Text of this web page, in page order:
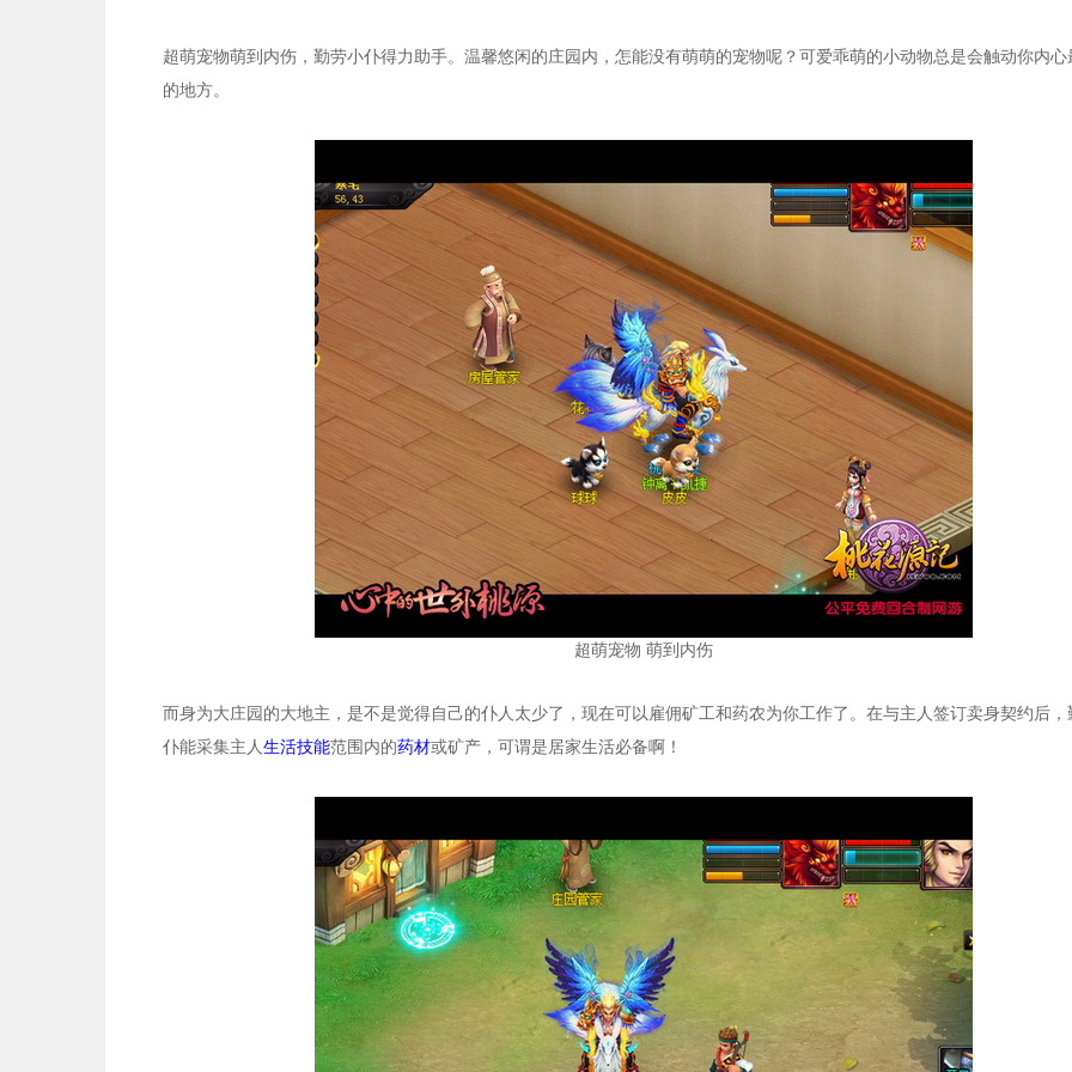
超萌宠物萌到内伤，勤劳小仆得力助手。温馨悠闲的庄园内，怎能没有萌萌的宠物呢？可爱乖萌的小动物总是会触动你内心
的地方。
超萌宠物 萌到内伤
而身为大庄园的大地主，是不是觉得自己的仆人太少了，现在可以雇佣矿工和药农为你工作了。在与主人签订卖身契约后，
仆能采集主人生活技能范围内的药材或矿产，可谓是居家生活必备啊！